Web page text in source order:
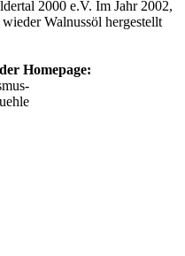
2000 e.V. Im Jahr 2002,
Walnussöl hergestellt
Homepage: